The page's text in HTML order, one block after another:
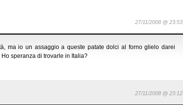
27/11/2008 @ 23:53
ma io un assaggio a queste patate dolci al forno glielo darei
speranza di trovarle in Italia?
27/11/2008 @ 23:12